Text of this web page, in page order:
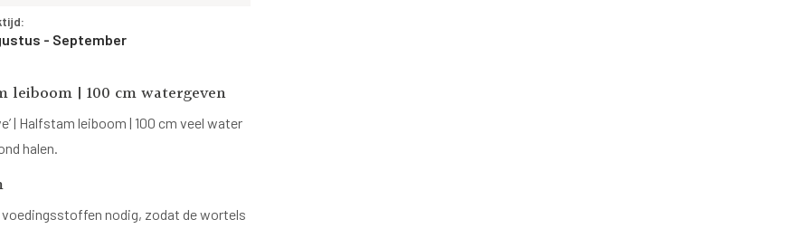
- September
leiboom | 100 cm watergeven
| Halfstam leiboom | 100 cm veel water
halen.
nodig, zodat de wortels